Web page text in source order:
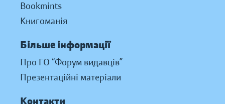
Bookmints
Книгоманія
Більше інформації
Про ГО “Форум видавців”
Презентаційні матеріали
Контакти